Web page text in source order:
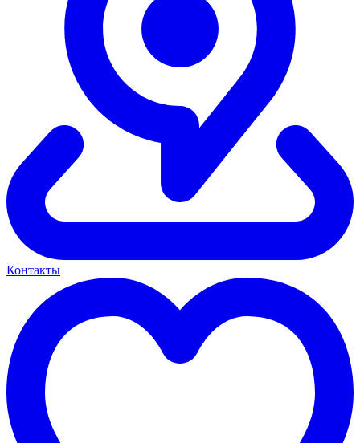
Контакты